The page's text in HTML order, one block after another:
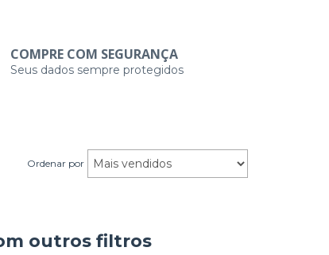
COMPRE COM SEGURANÇA
Seus dados sempre protegidos
Ordenar por
outros filtros